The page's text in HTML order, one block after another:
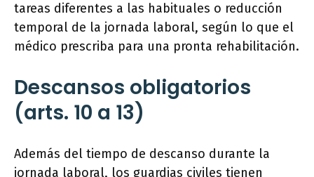
tareas diferentes a las habituales o reducción
temporal de la jornada laboral, según lo que el
médico prescriba para una pronta rehabilitación.
Descansos obligatorios
(arts. 10 a 13)
Además del tiempo de descanso durante la
jornada laboral, los guardias civiles tienen